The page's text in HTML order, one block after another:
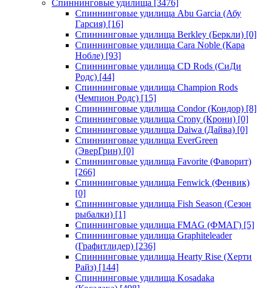
Спиннинговые удилища [3476]
Спиннинговые удилища Abu Garcia (Абу
Гарсия) [16]
Спиннинговые удилища Berkley (Беркли) [0]
Спиннинговые удилища Cara Noble (Кара
Нобле) [93]
Спиннинговые удилища CD Rods (СиДи
Родс) [44]
Спиннинговые удилища Champion Rods
(Чемпион Родс) [15]
Спиннинговые удилища Condor (Кондор) [8]
Спиннинговые удилища Crony (Крони) [0]
Спиннинговые удилища Daiwa (Дайва) [0]
Спиннинговые удилища EverGreen
(ЭверГрин) [0]
Спиннинговые удилища Favorite (Фаворит)
[266]
Спиннинговые удилища Fenwick (Фенвик)
[0]
Спиннинговые удилища Fish Season (Сезон
рыбалки) [1]
Спиннинговые удилища FMAG (ФМАГ) [5]
Спиннинговые удилища Graphiteleader
(Графитлидер) [236]
Спиннинговые удилища Hearty Rise (Херти
Райз) [144]
Спиннинговые удилища Kosadaka